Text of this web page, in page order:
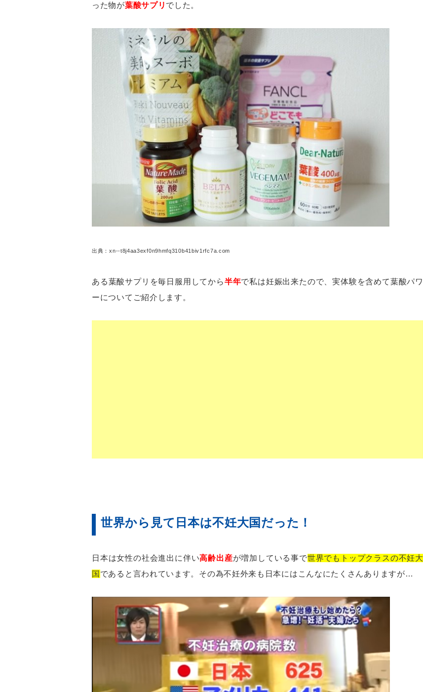
った物が葉酸サプリ でした。
出典：xn--t8j4aa3exf0n9hmfq310b41biv1rfc7a.com
ある葉酸サプリを毎日服用してから半年で私は妊娠出来たので、実体験を含めて葉酸パワ
ーについてご紹介します。
世界から見て日本は不妊大国だった！
日本は女性の社会進出に伴い高齢出産が増加している事で世界でもトップクラスの不妊大
国 であると言われています。その為不妊外来も日本にはこんなにたくさんありますが…